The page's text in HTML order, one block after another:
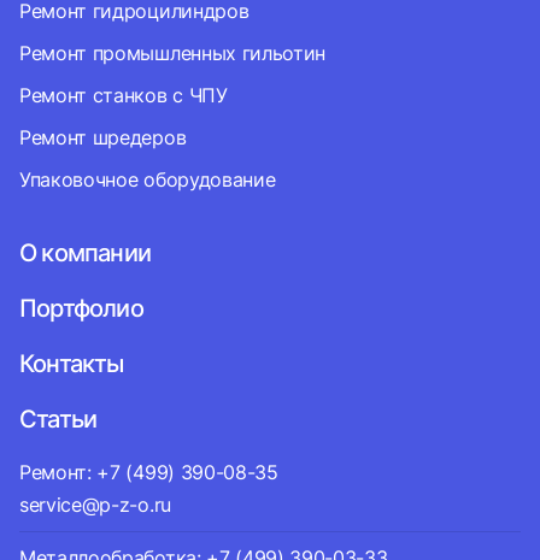
Ремонт гидроцилиндров
Ремонт промышленных гильотин
Ремонт станков с ЧПУ
Ремонт шредеров
Упаковочное оборудование
О компании
Портфолио
Контакты
Статьи
Ремонт: +7 (499) 390-08-35
service@p-z-o.ru